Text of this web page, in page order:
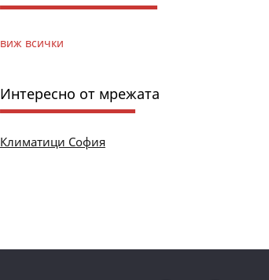
виж всички
Интересно от мрежата
Климатици София